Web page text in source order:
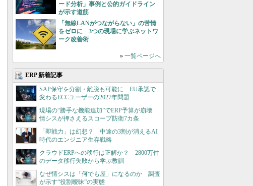
ード分析」事例と公的ガイドライン
が示す道筋
「無線LANがつながらない」の苦情
をゼロに 3つの現場に学ぶネットワ
ーク改善術
» 一覧ページへ
ERP 新着記事
SAP保守を分割・離脱も可能に EU承認で
変わるECCユーザーの2027年問題
現場の“勝手な機能追加”でERP予算が崩壊
情シスが押さえるスコープ防衛7カ条
「即戦力」は幻想？ 中途の3割が消えるAI
時代のエンジニア生存戦略
クラウドERPへの移行は正解か？ 2800万件
のデータ移行失敗から学ぶ教訓
なぜ情シスは「何でも屋」になるのか 調査
が示す“役割曖昧”の実態